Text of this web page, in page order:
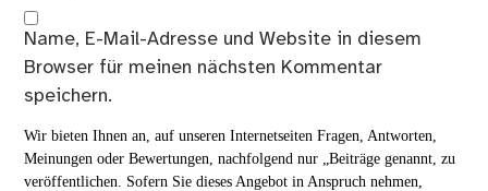
Name, E-Mail-Adresse und Website in diesem
Browser für meinen nächsten Kommentar
speichern.
Wir bieten Ihnen an, auf unseren Internetseiten Fragen, Antworten,
Meinungen oder Bewertungen, nachfolgend nur „Beiträge genannt, zu
veröffentlichen. Sofern Sie dieses Angebot in Anspruch nehmen,